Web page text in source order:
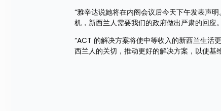
“雅辛达说她将在内阁会议后今天下午发表声
机，新西兰人需要我们的政府做出严肃的回应。
“ACT 的解决方案将使中等收入的新西兰生活
西兰人的关切，推动更好的解决方案，以使基